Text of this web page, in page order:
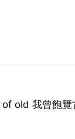
old 我曾飽覽